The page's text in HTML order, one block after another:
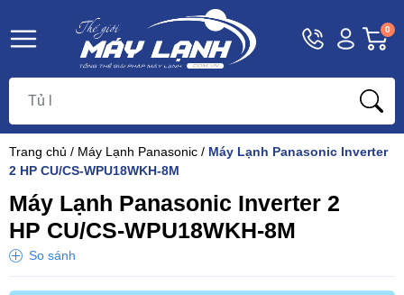
Hotline
1800
Tài
khoản
Khách
0
Trang chủ / Máy Lạnh Panasonic / Máy Lạnh Panasonic Inverter
2 HP CU/CS-WPU18WKH-8M
Máy Lạnh Panasonic Inverter 2
HP CU/CS-WPU18WKH-8M
So sánh